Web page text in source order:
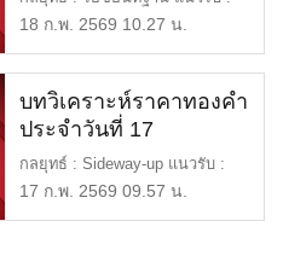
$4,850 หรือ 72,000 แนวต […]
18 ก.พ. 2569 10.27 น.
บทวิเคราะห์ราคาทองคำ
ประจำวันที่ 17
กุมภาพันธ์ 2569
กลยุทธ์ : Sideway-up แนวรับ :
$4,920 หรือ 73,000 แนวต้า […]
17 ก.พ. 2569 09.57 น.